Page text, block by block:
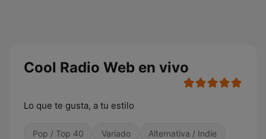
Cool Radio Web en vivo
Lo que te gusta, a tu estilo
Pop / Top 40 Variado Alternativa / Indie